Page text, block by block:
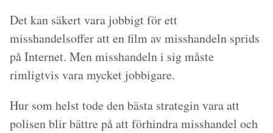
Det kan säkert vara jobbigt för ett
misshandelsoffer att en film av misshandeln sprids
på Internet. Men misshandeln i sig måste
rimligtvis vara mycket jobbigare.
Hur som helst tode den bästa strategin vara att
polisen blir bättre på att förhindra misshandel och